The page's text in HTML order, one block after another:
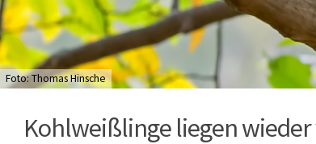
Foto: Thomas Hinsche
Kohlweißlinge liegen